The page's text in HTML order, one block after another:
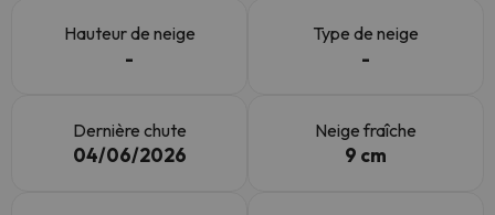
Hauteur de neige
-
Type de neige
-
Dernière chute
04/06/2026
Neige fraîche
9 cm